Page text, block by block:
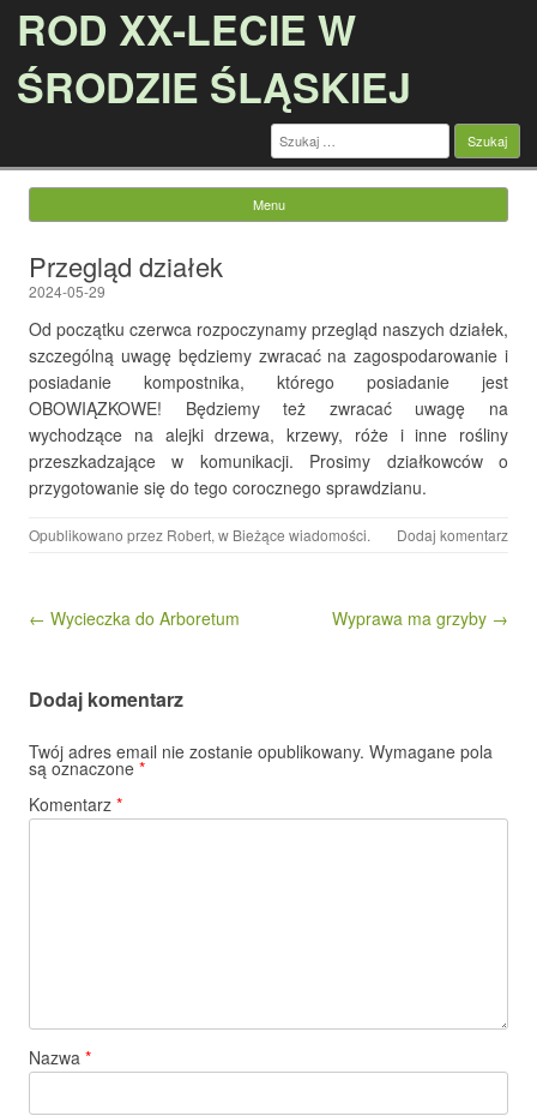
ROD XX-LECIE W
ŚRODZIE ŚLĄSKIEJ
Szukaj:
Menu
Przegląd działek
2024-05-29
Od początku czerwca rozpoczynamy przegląd naszych działek,
szczególną uwagę będziemy zwracać na zagospodarowanie i
posiadanie kompostnika, którego posiadanie jest
OBOWIĄZKOWE! Będziemy też zwracać uwagę na
wychodzące na alejki drzewa, krzewy, róże i inne rośliny
przeszkadzające w komunikacji. Prosimy działkowców o
przygotowanie się do tego corocznego sprawdzianu.
Opublikowano przez Robert, w Bieżące wiadomości. Dodaj komentarz
Nawigacja wpisu
← Wycieczka do Arboretum Wyprawa ma grzyby →
Dodaj komentarz
Twój adres email nie zostanie opublikowany. Wymagane pola
są oznaczone *
Komentarz *
Nazwa *